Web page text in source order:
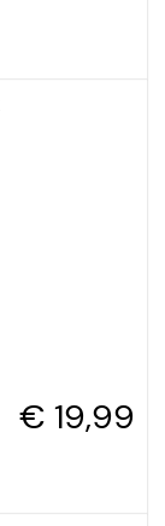
€ 19,99